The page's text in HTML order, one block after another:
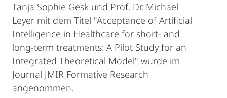
Tanja Sophie Gesk und Prof. Dr. Michael
Leyer mit dem Titel "Acceptance of Artificial
Intelligence in Healthcare for short- and
long-term treatments: A Pilot Study for an
Integrated Theoretical Model" wurde im
Journal JMIR Formative Research
angenommen.